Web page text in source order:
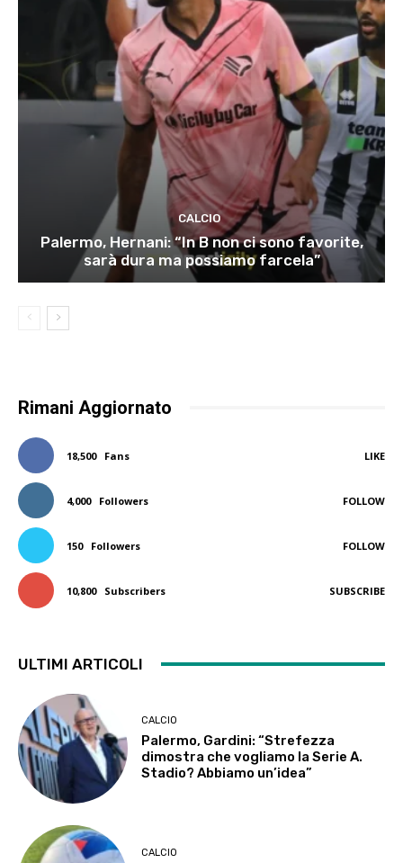
CALCIO
Palermo, Hernani: “In B non ci sono favorite,
sarà dura ma possiamo farcela”
Rimani Aggiornato
18,500 Fans LIKE
4,000 Followers FOLLOW
150 Followers FOLLOW
10,800 Subscribers SUBSCRIBE
ULTIMI ARTICOLI
CALCIO
Palermo, Gardini: “Strefezza
dimostra che vogliamo la Serie A.
Stadio? Abbiamo un’idea”
CALCIO